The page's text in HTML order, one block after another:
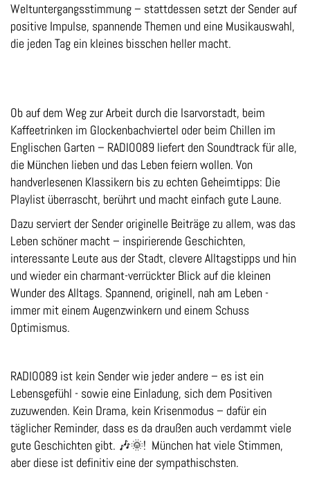
Weltuntergangsstimmung – stattdessen setzt der Sender auf
positive Impulse, spannende Themen und eine Musikauswahl,
die jeden Tag ein kleines bisschen heller macht.
Ob auf dem Weg zur Arbeit durch die Isarvorstadt, beim
Kaffeetrinken im Glockenbachviertel oder beim Chillen im
Englischen Garten – RADIO089 liefert den Soundtrack für alle,
die München lieben und das Leben feiern wollen. Von
handverlesenen Klassikern bis zu echten Geheimtipps: Die
Playlist überrascht, berührt und macht einfach gute Laune.
Dazu serviert der Sender originelle Beiträge zu allem, was das
Leben schöner macht – inspirierende Geschichten,
interessante Leute aus der Stadt, clevere Alltagstipps und hin
und wieder ein charmant-verrückter Blick auf die kleinen
Wunder des Alltags. Spannend, originell, nah am Leben -
immer mit einem Augenzwinkern und einem Schuss
Optimismus.
RADIO089 ist kein Sender wie jeder andere – es ist ein
Lebensgefühl - sowie eine Einladung, sich dem Positiven
zuzuwenden. Kein Drama, kein Krisenmodus – dafür ein
täglicher Reminder, dass es da draußen auch verdammt viele
gute Geschichten gibt. 🎶🌞! München hat viele Stimmen,
aber diese ist definitiv eine der sympathischsten.